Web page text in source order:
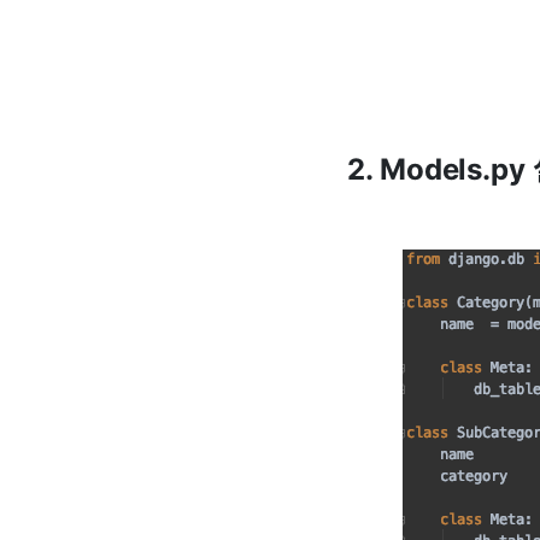
2. Models.py